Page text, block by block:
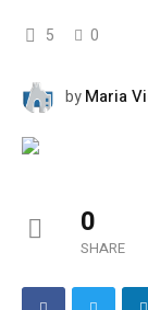
5 0
byMaria
0
SHARE